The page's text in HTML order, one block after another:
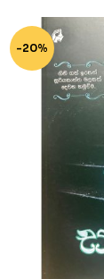
-20%